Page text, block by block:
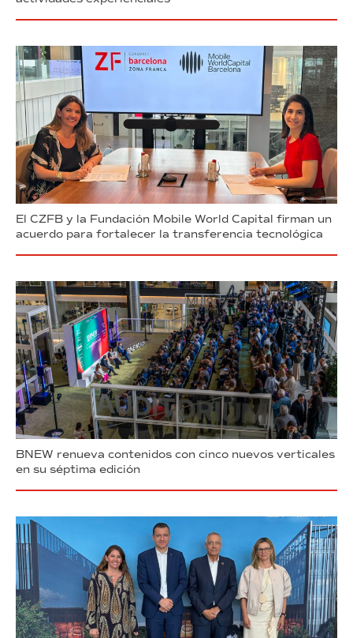
El CZFB y la Fundación Mobile World Capital firman un
acuerdo para fortalecer la transferencia tecnológica
BNEW renueva contenidos con cinco nuevos verticales
en su séptima edición